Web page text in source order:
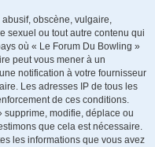
obscène, vulgaire,
sexuel ou tout autre contenu qui
où « Le Forum Du Bowling »
peut vous mener à un
notification à votre fournisseur
Les adresses IP de tous les
de ces conditions.
supprime, modifie, déplace ou
que cela est nécessaire.
les informations que vous avez